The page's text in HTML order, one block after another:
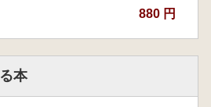
史料にみえる「河内馬飼」
本列島における最古の牧
たと目されるこの「場」に
までも注目されてきたウマ
た遺物だけでなく、遺構や
880 円
本